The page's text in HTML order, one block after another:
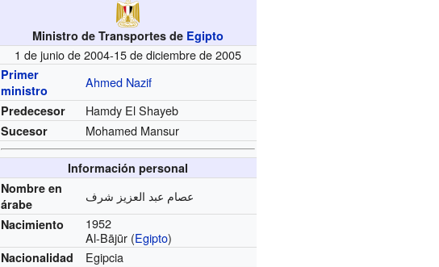
Ministro de Transportes de Egipto
1 de junio de 2004-15 de diciembre de 2005
Primer
ministro
Ahmed Nazif
Predecesor Hamdy El Shayeb
Sucesor Mohamed Mansur
Información personal
Nombre en
árabe
عصام عبد العزيز شرف
Nacimiento
1952
Al-Bājūr (Egipto)
Nacionalidad Egipcia